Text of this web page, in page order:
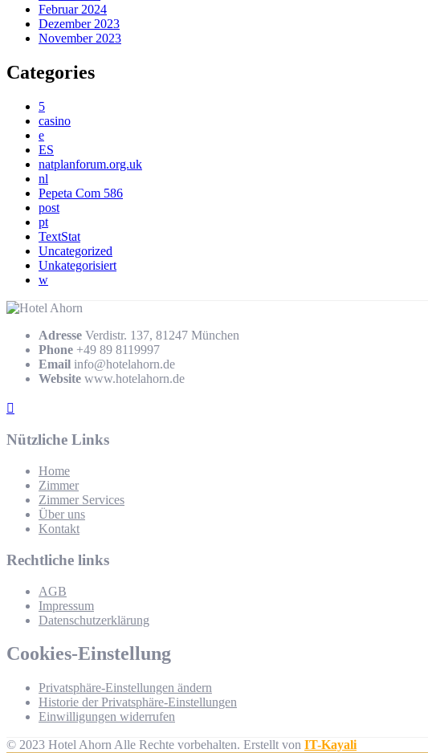
Februar 2024
Dezember 2023
November 2023
Categories
5
casino
e
ES
natplanforum.org.uk
nl
Pepeta Com 586
post
pt
TextStat
Uncategorized
Unkategorisiert
w
Adresse Verdistr. 137, 81247 München
Phone +49 89 8119997
Email info@hotelahorn.de
Website www.hotelahorn.de
Nützliche Links
Home
Zimmer
Zimmer Services
Über uns
Kontakt
Rechtliche links
AGB
Impressum
Datenschutzerklärung
Cookies-Einstellung
Privatsphäre-Einstellungen ändern
Historie der Privatsphäre-Einstellungen
Einwilligungen widerrufen
© 2023 Hotel Ahorn Alle Rechte vorbehalten. Erstellt von IT-Kayali